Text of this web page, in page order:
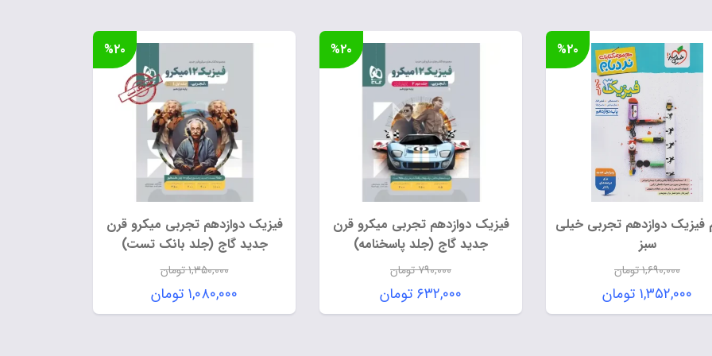
فیزیک دوازدهم تجربی خیلی
سبز
۱,۶۹۰,۰۰۰تومان
قیمت
اصلی:
۱,۳۵۲,۰۰۰ تومان
قیمت
%۲۰
فیزیک دوازدهم تجربی میکرو قرن
جدید گاج (جلد پاسخنامه)
۷۹۰,۰۰۰تومان
قیمت
اصلی:
۶۳۲,۰۰۰ تومان
قیمت
%۲۰
فیزیک دوازدهم تجربی میکرو قرن
جدید گاج (جلد بانک تست)
۱,۳۵۰,۰۰۰تومان
قیمت
اصلی:
۱,۰۸۰,۰۰۰ تومان
قیمت
%۲۰